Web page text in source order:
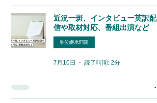
近況一斑、インタビュー英訳配
信や取材対応、番組出演など
皇位継承問題
7月10日 読了時間: 2分